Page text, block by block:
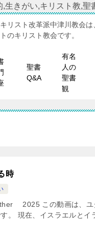
きがい,キリスト教,聖
リスト改革派中津川教会
のキリスト教会です。
聖書
Q&A
有名
人の
聖書
観
時
2025 この動画は、ユ
。 現在、イスラエルとイ